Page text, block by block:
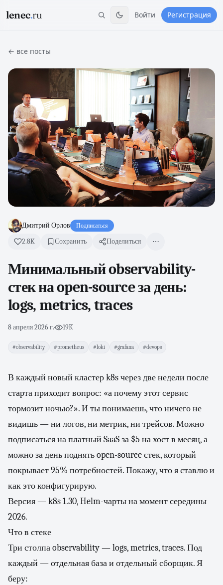
lenec.ru Войти Регистрация
← все посты
Дмитрий Орлов Подписаться
2.8K Сохранить Поделиться
Минимальный observability-
стек на open-source за день:
logs, metrics, traces
8 апреля 2026 г.· 19K
#observability #prometheus #loki #grafana #devops
В каждый новый кластер k8s через две недели после
старта приходит вопрос: «а почему этот сервис
тормозит ночью?». И ты понимаешь, что ничего не
видишь — ни логов, ни метрик, ни трейсов. Можно
подписаться на платный SaaS за $5 на хост в месяц, а
можно за день поднять open-source стек, который
покрывает 95% потребностей. Покажу, что я ставлю и
как это конфигурирую.
Версия — k8s 1.30, Helm-чарты на момент середины
2026.
Что в стеке
Три столпа observability — logs, metrics, traces. Под
каждый — отдельная база и отдельный сборщик. Я
беру: